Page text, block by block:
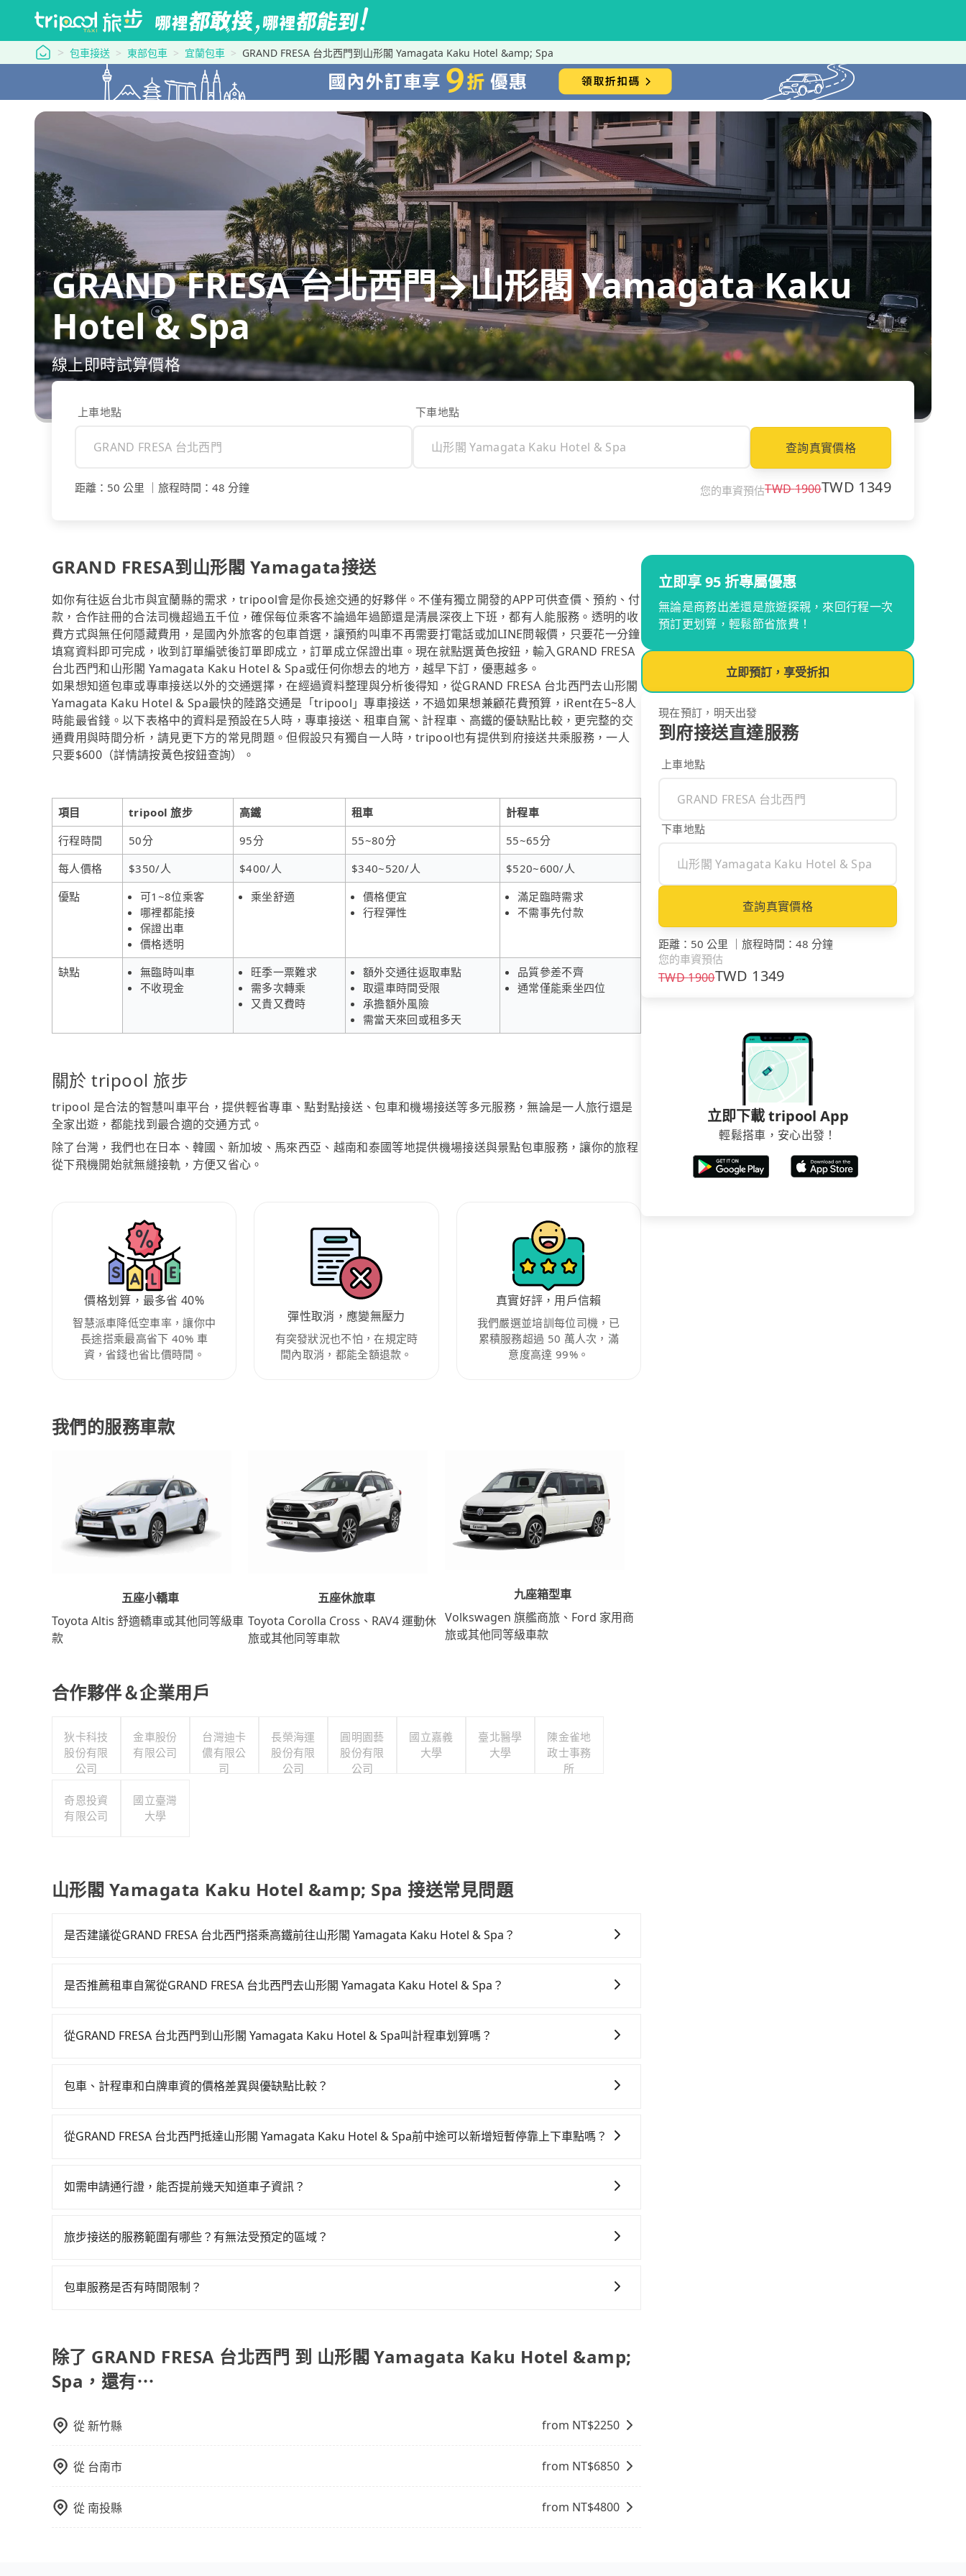
tripool 旅步
包車接送 東部包車 宜蘭包車 GRAND FRESA 台北西門到山形閣 Yamagata Kaku Hotel &amp; Spa
GRAND FRESA 台北西門→山形閣 Yamagata Kaku
Hotel & Spa
線上即時試算價格
上車地點 下車地點
查詢真實價格
距離 ： 50 公里 旅程時間 ： 48 分鐘 您的車資預估TWD1900TWD 1349
GRAND FRESA到山形閣 Yamagata接送
如你有往返台北市與宜蘭縣的需求，tripool會是你長途交通的好夥伴。不僅有獨立開發的APP可供查價、預約、付
款，合作註冊的合法司機超過五千位，確保每位乘客不論過年過節還是清晨深夜上下班，都有人能服務。透明的收
費方式與無任何隱藏費用，是國內外旅客的包車首選，讓預約叫車不再需要打電話或加LINE問報價，只要花一分鐘
填寫資料即可完成，收到訂單編號後訂單即成立，訂單成立保證出車。現在就點選黃色按鈕，輸入GRAND FRESA
台北西門和山形閣 Yamagata Kaku Hotel & Spa或任何你想去的地方，越早下訂，優惠越多。
如果想知道包車或專車接送以外的交通選擇，在經過資料整理與分析後得知，從GRAND FRESA 台北西門去山形閣
Yamagata Kaku Hotel & Spa最快的陸路交通是「tripool」專車接送，不過如果想兼顧花費預算，iRent在5~8人
時能最省錢。以下表格中的資料是預設在5人時，專車接送、租車自駕、計程車、高鐵的優缺點比較，更完整的交
通費用與時間分析，請見更下方的常見問題。但假設只有獨自一人時，tripool也有提供到府接送共乘服務，一人
只要$600（詳情請按黃色按鈕查詢）。
項目 tripool 旅步 高鐵 租車
計程車
行程時間
50分 95分 55~80分
55~65分
每人價格
$350/人 $400/人 $340~520/人
$520~600/人
優點
可1~8位乘客
哪裡都能接
保證出車
價格透明
乘坐舒適
價格便宜
行程彈性
滿足臨時需求
不需事先付款
缺點
無臨時叫車
不收現金
旺季一票難求
需多次轉乘
又貴又費時
額外交通往返取車點
取還車時間受限
承擔額外風險
需當天來回或租多天
品質參差不齊
通常僅能乘坐四位
關於 tripool 旅步
tripool 是合法的智慧叫車平台，提供輕省專車、點對點接送、包車和機場接送等多元服務，無論是一人旅行還是
全家出遊，都能找到最合適的交通方式。
除了台灣，我們也在日本、韓國、新加坡、馬來西亞、越南和泰國等地提供機場接送與景點包車服務，讓你的旅程
從下飛機開始就無縫接軌，方便又省心。
價格划算，最多省 40%
智慧派車降低空車率，讓你中
長途搭乘最高省下 40% 車
資，省錢也省比價時間。
彈性取消，應變無壓力
有突發狀況也不怕，在規定時
間內取消，都能全額退款。
真實好評，用戶信賴
我們嚴選並培訓每位司機，已
累積服務超過 50 萬人次，滿
意度高達 99%。
我們的服務車款
五座小轎車
Toyota Altis 舒適轎車或其他同等級車
款
五座休旅車
Toyota Corolla Cross、RAV4 運動休
旅或其他同等車款
九座箱型車
Volkswagen 旗艦商旅、Ford 家用商
旅或其他同等級車款
合作夥伴＆企業用戶
狄卡科技
股份有限
公司
金車股份
有限公司
台灣迪卡
儂有限公
司
長榮海運
股份有限
公司
圓明園藝
股份有限
公司
國立嘉義
大學
臺北醫學
大學
陳金雀地
政士事務
所
奇恩投資
有限公司
國立臺灣
大學
山形閣 Yamagata Kaku Hotel &amp; Spa 接送常見問題
是否建議從GRAND FRESA 台北西門搭乘高鐵前往山形閣 Yamagata Kaku Hotel & Spa？
車麻煩！台北-南港雖然一天最多時有103班車次，從最早07:12到23:52，過了末班車到清晨的時段，還是要找其
北站前往南港高鐵站，每人票價40元，再用10分鐘出站、等待車站前排班的計程車，搭上小黃後約花50分鐘、
平均花費約350元，費時48分鐘。選擇搭乘高鐵而不預約包車，不僅每人至少額外負擔50元車資，而且更會額外
是否推薦租車自駕從GRAND FRESA 台北西門去山形閣 Yamagata Kaku Hotel & Spa？
天就要來回，那在台北路邊可隨租隨借的iRent應該是你最便宜選擇。註冊完iRent的app後，可以每小時
eTag和可能的每小時40元路邊停車費用預估進去，但額外的汽車保險與可能的罰單都需自付。再者，和運的
遺留的垃圾或者撞凹的車門仍未被修理，每一次租車都好像在開樂透一樣。另外，偶爾也會遇到明明已經預約了
點與你的上下車地點仍有段距離，在遇到下雨天或者載行李時，就顯得非常不便。
從GRAND FRESA 台北西門到山形閣 Yamagata Kaku Hotel & Spa叫計程車划算嗎？
到車，也可考慮打電話至附近的計程車隊，如優質計程車、大慶大車隊、聖惠衛星車隊等叫車看看。依照里程跳
GRAND FRESA 台北西門到山形閣 Yamagata Kaku Hotel & Spa的跳表小黃可能較為便宜，但當你們人數超過
包車、計程車和白牌車資的價格差異與優缺點比較？
地點上車較客製化。此外，司機還會提供各種旅遊建議與資訊。長途接送價格比計程車車資更優惠。 - 計程車：
無法申訴退費。
從GRAND FRESA 台北西門抵達山形閣 Yamagata Kaku Hotel & Spa前中途可以新增短暫停靠上下車點嗎？
Spa的途中可備註加點。每個加點位置，前後額外里程數5公里內加收200元。雖然可能有些路線完全順路，但是
如需申請通行證，能否提前幾天知道車子資訊？
用車前一天才開始安排車輛，並於用車前一天晚上8點提供服務司機和車輛資訊。如果您有特殊的用車需求，可
旅步接送的服務範圍有哪些？有無法受預定的區域？
包車服務是否有時間限制？
除了 GRAND FRESA 台北西門 到 山形閣 Yamagata Kaku Hotel &amp;
Spa，還有⋯
從新竹縣 from NT$2250
從 台南市 from NT$6850
從 南投縣 from NT$4800
立即享 95 折專屬優惠
無論是商務出差還是旅遊探親，來回行程一次
預訂更划算，輕鬆節省旅費！
立即預訂，享受折扣
現在預訂，明天出發
到府接送直達服務
上車地點
下車地點
查詢真實價格
距離 ： 50 公里 ｜ 旅程時間 ： 48 分鐘
您的車資預估
TWD1900TWD 1349
立即下載 tripool App
輕鬆搭車，安心出發！